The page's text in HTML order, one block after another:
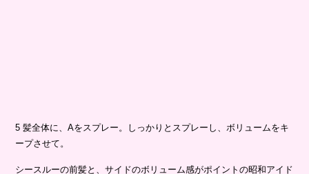
5 髪全体に、Aをスプレー。しっかりとスプレーし、ボリュームをキ
ープさせて。
シースルーの前髪と、サイドのボリューム感がポイントの昭和アイド